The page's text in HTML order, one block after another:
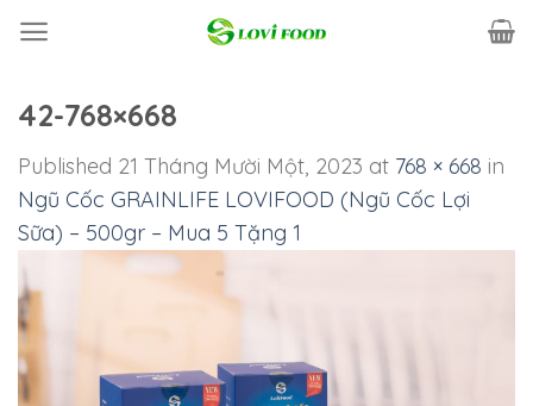
42-768×668
Published 21 Tháng Mười Một, 2023 at 768 × 668 in
Ngũ Cốc GRAINLIFE LOVIFOOD (Ngũ Cốc Lợi
Sữa) – 500gr – Mua 5 Tặng 1